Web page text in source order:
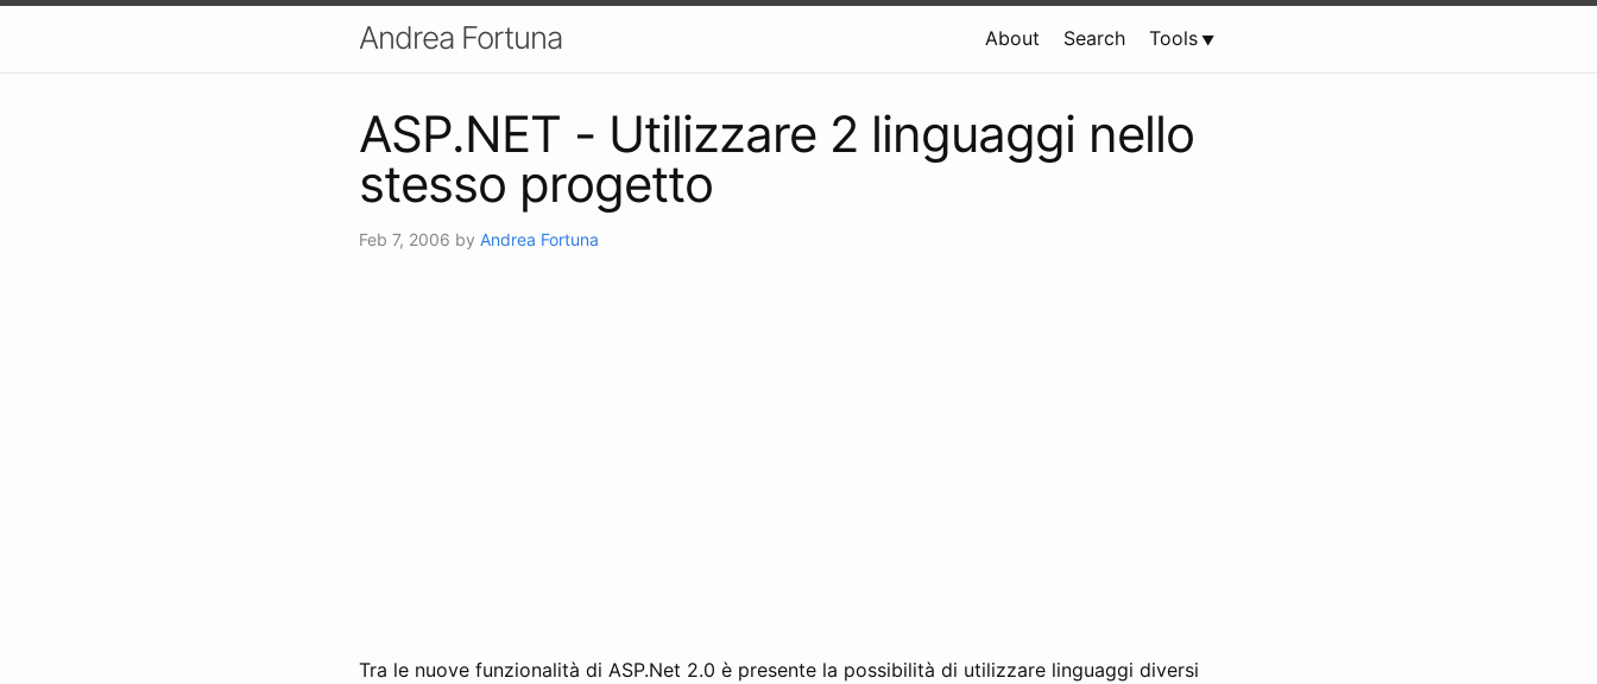
Andrea Fortuna About Search Tools
ASP.NET - Utilizzare 2 linguaggi nello
stesso progetto
Feb 7, 2006 by Andrea Fortuna
Tra le nuove funzionalità di ASP.Net 2.0 è presente la possibilità di utilizzare linguaggi diversi